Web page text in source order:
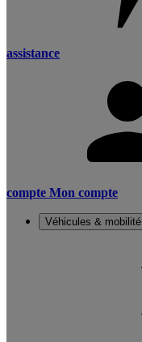
assistance
compte Mon compte
Véhicules & mobilité